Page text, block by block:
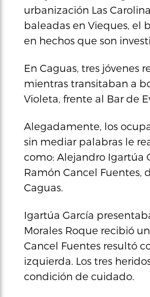
urbanización Las
baleadas en Vieques, el
en hechos que son
En Caguas, tres jóvenes
mientras transitaban a
Violeta, frente al Bar de
Alegadamente, los
sin mediar palabras le
como: Alejandro Igartúa
Ramón Cancel Fuentes,
Caguas.
Igartúa García
Morales Roque recibió
Cancel Fuentes resultó
izquierda. Los tres
condición de cuidado.